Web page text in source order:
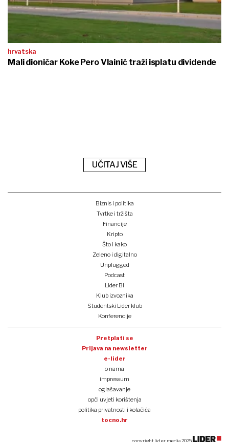
hrvatska
Mali dioničar Koke Pero Vlainić traži isplatu dividende
UČITAJ VIŠE
Biznis i politika
Tvrtke i tržišta
Financije
Kripto
Što i kako
Zeleno i digitalno
Unplugged
Podcast
Lider BI
Klub izvoznika
Studentski Lider klub
Konferencije
Pretplati se
Prijava na newsletter
e-lider
o nama
impressum
oglašavanje
opći uvjeti korištenja
politika privatnosti i kolačića
tocno.hr
copyright lider media 2025.